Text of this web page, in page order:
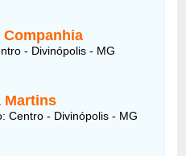
Companhia
- Divinópolis - MG
Martins
Centro - Divinópolis - MG